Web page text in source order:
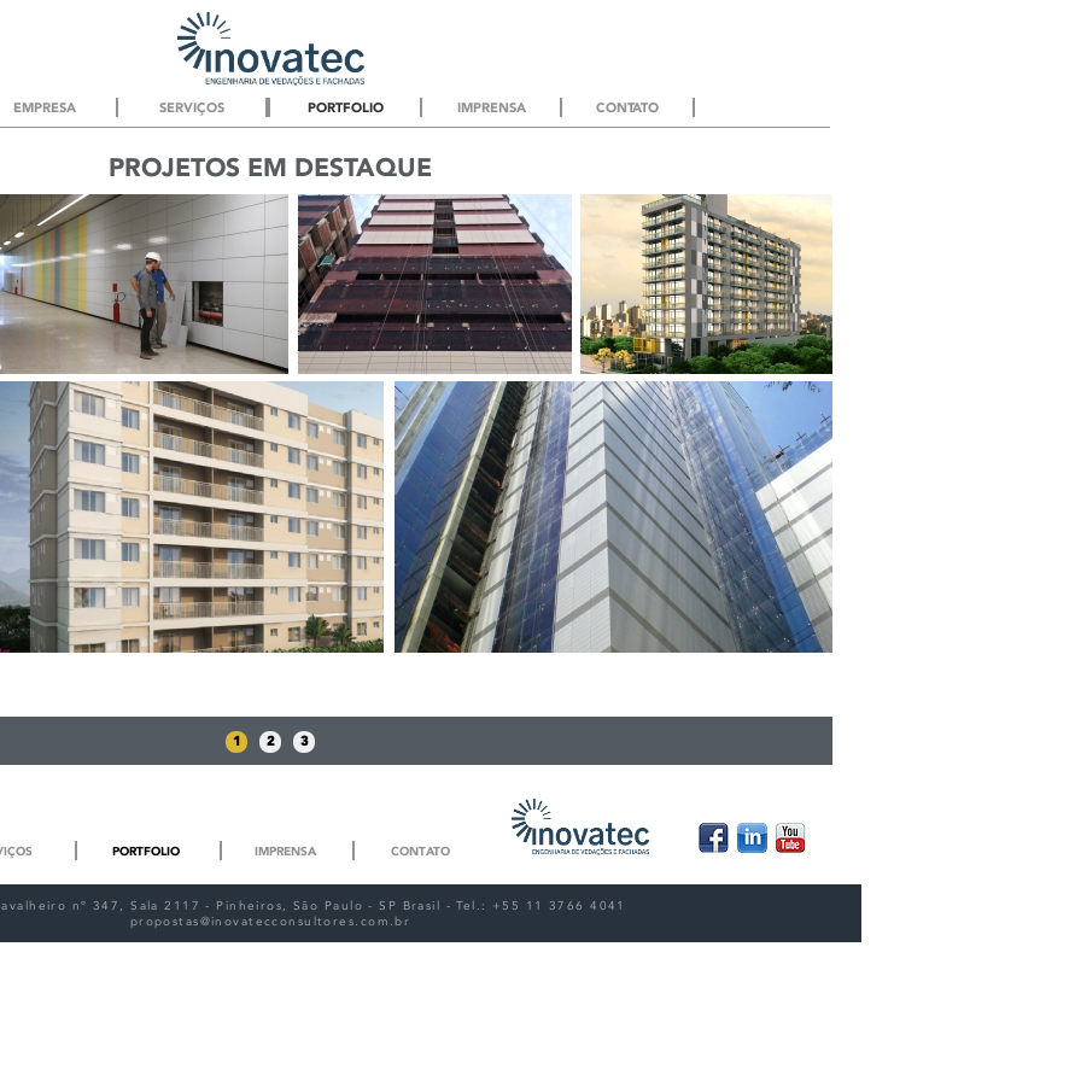
EMPRESA SERVIÇOS PORTFOLIO IMPRENSA CONTATO
PROJETOS EM DESTAQUE
GAIL Metrô Nossa Senhora -
Rio de Janeiro / RJ
GAIL Hospital São Camilo
Projeto de Fachada Ventilada
BKO Alto da Boa Vista -
São Paulo / SP
Projeto de Light Steel Frame com
Placas Cimentícias
Janeiro / RJ
Janeiro/RJ
1 2 3
PORTFOLIO IMPRENSA CONTATO
nº 347, Sala 2117 - Pinheiros, São Paulo - SP Brasil - Tel.: +55 11 3766 4041
propostas@inovatecconsultores.com.br